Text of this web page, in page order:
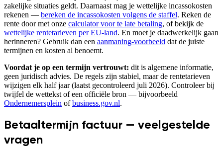
zakelijke situaties geldt. Daarnaast mag je wettelijke incassokosten
rekenen — bereken de incassokosten volgens de staffel. Reken de
rente door met onze calculator voor te late betaling, of bekijk de
wettelijke rentetarieven per EU-land. En moet je daadwerkelijk gaan
herinneren? Gebruik dan een aanmaning-voorbeeld dat de juiste
termijnen en kosten al benoemt.
Voordat je op een termijn vertrouwt: dit is algemene informatie,
geen juridisch advies. De regels zijn stabiel, maar de rentetarieven
wijzigen elk half jaar (laatst gecontroleerd juli 2026). Controleer bij
twijfel de wettekst of een officiële bron — bijvoorbeeld
Ondernemersplein of business.gov.nl.
Betaaltermijn factuur — veelgestelde
vragen